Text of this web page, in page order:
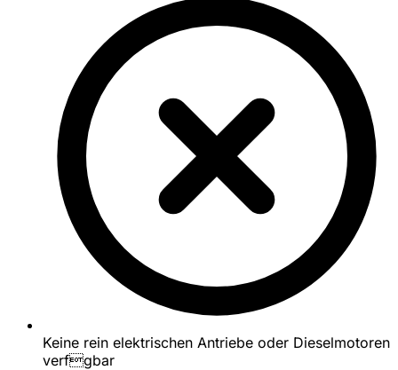
Keine rein elektrischen Antriebe oder Dieselmotoren
verfgbar